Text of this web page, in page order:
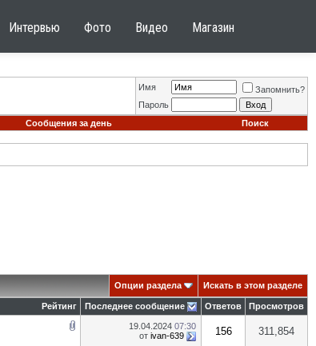
Интервью Фото Видео Магазин
Имя
Запомнить?
Пароль
Сообщения за день Поиск
Опции раздела Искать в этом разделе
Рейтинг Последнее сообщение Ответов Просмотров
19.04.2024 07:30
от ivan-639 156 311,854